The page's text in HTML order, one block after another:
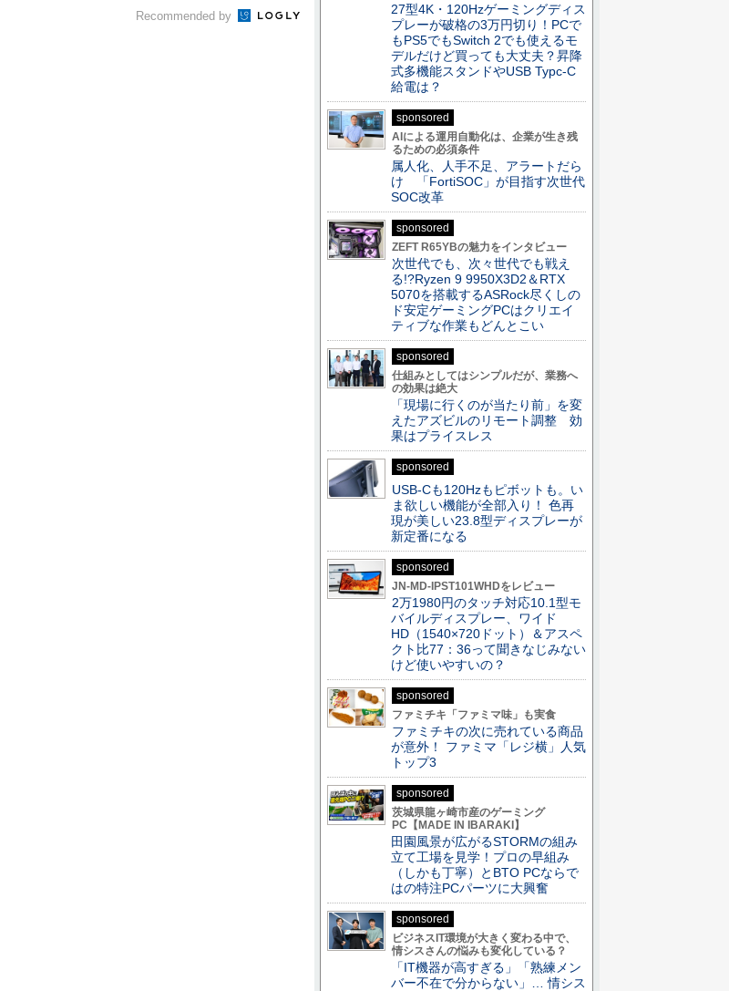
Recommended by
27型4K・120Hzゲーミングディス
プレーが破格の3万円切り！PCで
もPS5でもSwitch 2でも使えるモ
デルだけど買っても大丈夫？昇降
式多機能スタンドやUSB Typc-C
給電は？
sponsored
AIによる運用自動化は、企業が生き残
るための必須条件
属人化、人手不足、アラートだら
け 「FortiSOC」が目指す次世代
SOC改革
sponsored
ZEFT R65YBの魅力をインタビュー
次世代でも、次々世代でも戦え
る!?Ryzen 9 9950X3D2＆RTX
5070を搭載するASRock尽くしの
ド安定ゲーミングPCはクリエイ
ティブな作業もどんとこい
sponsored
仕組みとしてはシンプルだが、業務へ
の効果は絶大
「現場に行くのが当たり前」を変
えたアズビルのリモート調整 効
果はプライスレス
sponsored
USB-Cも120Hzもピボットも。い
ま欲しい機能が全部入り！ 色再
現が美しい23.8型ディスプレーが
新定番になる
sponsored
JN-MD-IPST101WHDをレビュー
2万1980円のタッチ対応10.1型モ
バイルディスプレー、ワイド
HD（1540×720ドット）＆アスペ
クト比77：36って聞きなじみない
けど使いやすいの？
sponsored
ファミチキ「ファミマ味」も実食
ファミチキの次に売れている商品
が意外！ ファミマ「レジ横」人気
トップ3
sponsored
茨城県龍ヶ崎市産のゲーミング
PC【MADE IN IBARAKI】
田園風景が広がるSTORMの組み
立て工場を見学！プロの早組み
（しかも丁寧）とBTO PCならで
はの特注PCパーツに大興奮
sponsored
ビジネスIT環境が大きく変わる中で、
情シスさんの悩みも変化している？
「IT機器が高すぎる」「熟練メン
バー不在で分からない」… 情シス